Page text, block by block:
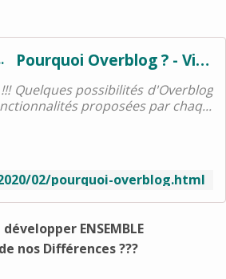
Pourquoi Overblog ? - Vivre à Nans sous Sainte Anne...
Quelques possibilités d'Overblog
proposées par chaq...
02/pourquoi-overblog.html
ENSEMBLE
nos Différences ???